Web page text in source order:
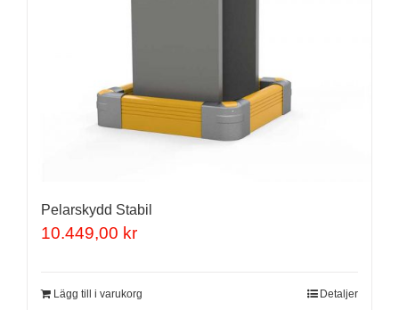
Pelarskydd Stabil
10.449,00 kr
Lägg till i varukorg Detaljer